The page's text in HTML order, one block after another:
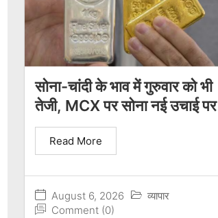
सोना-चांदी के भाव में गुरुवार को भी
तेजी, MCX पर सोना नई उचाई पर
August 6, 2026
व्यापार
Comment (0)
Read More